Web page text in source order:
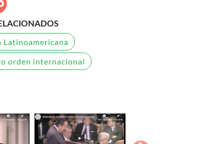
Latinoamericana
orden internacional